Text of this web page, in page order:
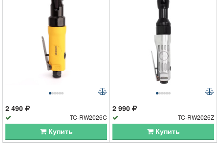
2 490
TC-RW2026C
Купить
2 990
TC-RW2026Z
Купить